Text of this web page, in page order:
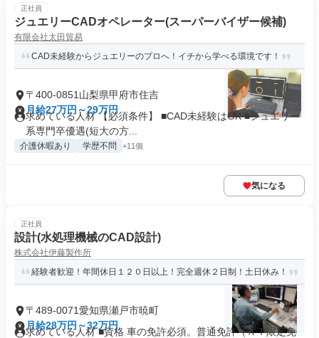
正社員
ジュエリーCADオペレーター(スーパーバイザー候補)
有限会社太田貿易
CAD未経験からジュエリーのプロへ！イチから学べる環境です！
〒400-0851山梨県甲府市住吉
月給27万円～29万円
求めている人材 【必須条件】 ■CAD未経験はOK ■ジュエリー
系専門卒優遇(短大の方...
介護休暇あり 学歴不問 +11個
気になる
正社員
設計(水処理機械のCAD設計)
株式会社伊藤製作所
経験者歓迎！年間休日１２０日以上！完全週休２日制！土日休み！
〒489-0071愛知県瀬戸市暁町
月給28万円～32万円
求めている人材 ■資格 車の免許必須。普通免許（ＡＴ限定免